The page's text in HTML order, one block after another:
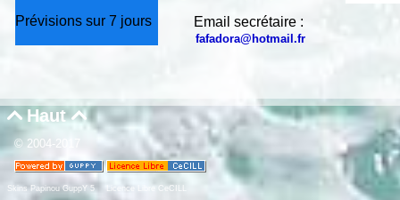
Prévisions sur 7 jours Email secrétaire :
fafadora@hotmail.fr
Haut
© 2004-2017
Skins Papinou GuppY 5 Licence Libre CeCILL